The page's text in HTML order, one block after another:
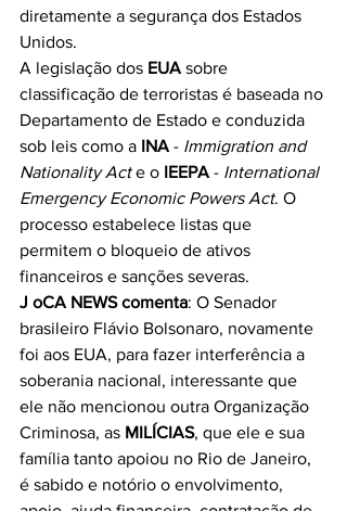
diretamente a segurança dos Estados
Unidos.
A legislação dos EUA sobre
classificação de terroristas é baseada no
Departamento de Estado e conduzida
sob leis como a INA - Immigration and
Nationality Act e o IEEPA - International
Emergency Economic Powers Act. O
processo estabelece listas que
permitem o bloqueio de ativos
financeiros e sanções severas.
J oCA NEWS comenta: O Senador
brasileiro Flávio Bolsonaro, novamente
foi aos EUA, para fazer interferência a
soberania nacional, interessante que
ele não mencionou outra Organização
Criminosa, as MILÍCIAS, que ele e sua
família tanto apoiou no Rio de Janeiro,
é sabido e notório o envolvimento,